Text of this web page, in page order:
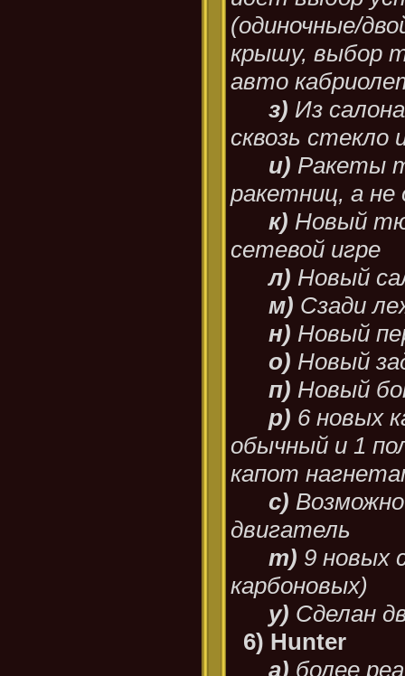
(одиночные/
крышу, выбор
авто
з) Из
сквозь стекло
и) Ракеты
ракетниц, а
к) Новый
сетевой игре
л) Новый
м) Сзади
н) Новый
о) Новый
п) Новый
р) 6 новых
обычный и 1
капот
с)
двигатель
т) 9 новых
карбоновых)
у) Сделан
6) Hunter
а) более